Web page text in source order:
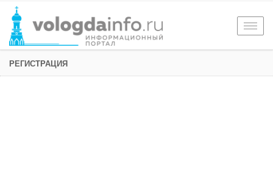
РЕГИСТРАЦИЯ